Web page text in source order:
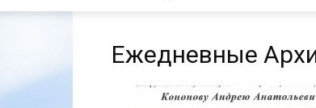
Ежедневные